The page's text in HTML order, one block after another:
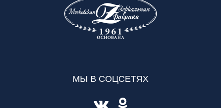
МЫ В СОЦСЕТЯХ